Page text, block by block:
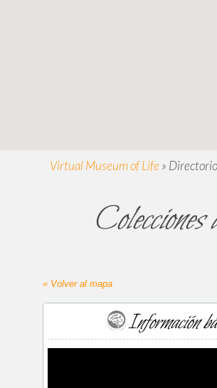
Virtual Museum of Life »
« Volver al mapa
Información